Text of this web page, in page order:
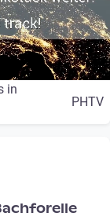
in
PHTV